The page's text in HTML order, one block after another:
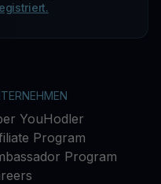
YouHodler
Program
Program